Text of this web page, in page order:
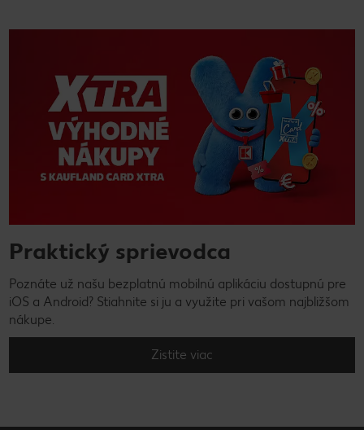
Praktický sprievodca
Poznáte už našu bezplatnú mobilnú aplikáciu dostupnú pre
iOS a Android? Stiahnite si ju a využite pri vašom najbližšom
nákupe.
Zistite viac